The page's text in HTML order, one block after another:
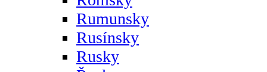
Rumunsky
Rusínsky
Rusky